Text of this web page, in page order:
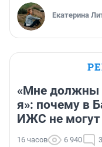
Екатерина
«Мне должны
я»: почему в
ИЖС не
16 часов 6 940 3